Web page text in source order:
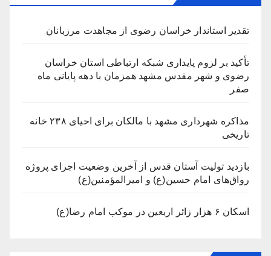
تقدیر استاندار خراسان رضوی از مجاهدت مرزبانان
تأکید بر لزوم پایداری شبکه ارتباطی استان خراسان
رضوی و شهر مقدس مشهد همزمان با دهه پایانی ماه
صفر
مذاکره شهرداری مشهد با مالکان برای احیای ۲۳۸ خانه
تاریخی
بازدید تولیت آستان قدس از آخرین وضعیت اجرای پروژه
رواق‌های امام حسین(ع) و امیرالمؤمنین(ع)
اسکان ۶ هزار زائر اربعین در موکب امام رضا(ع)